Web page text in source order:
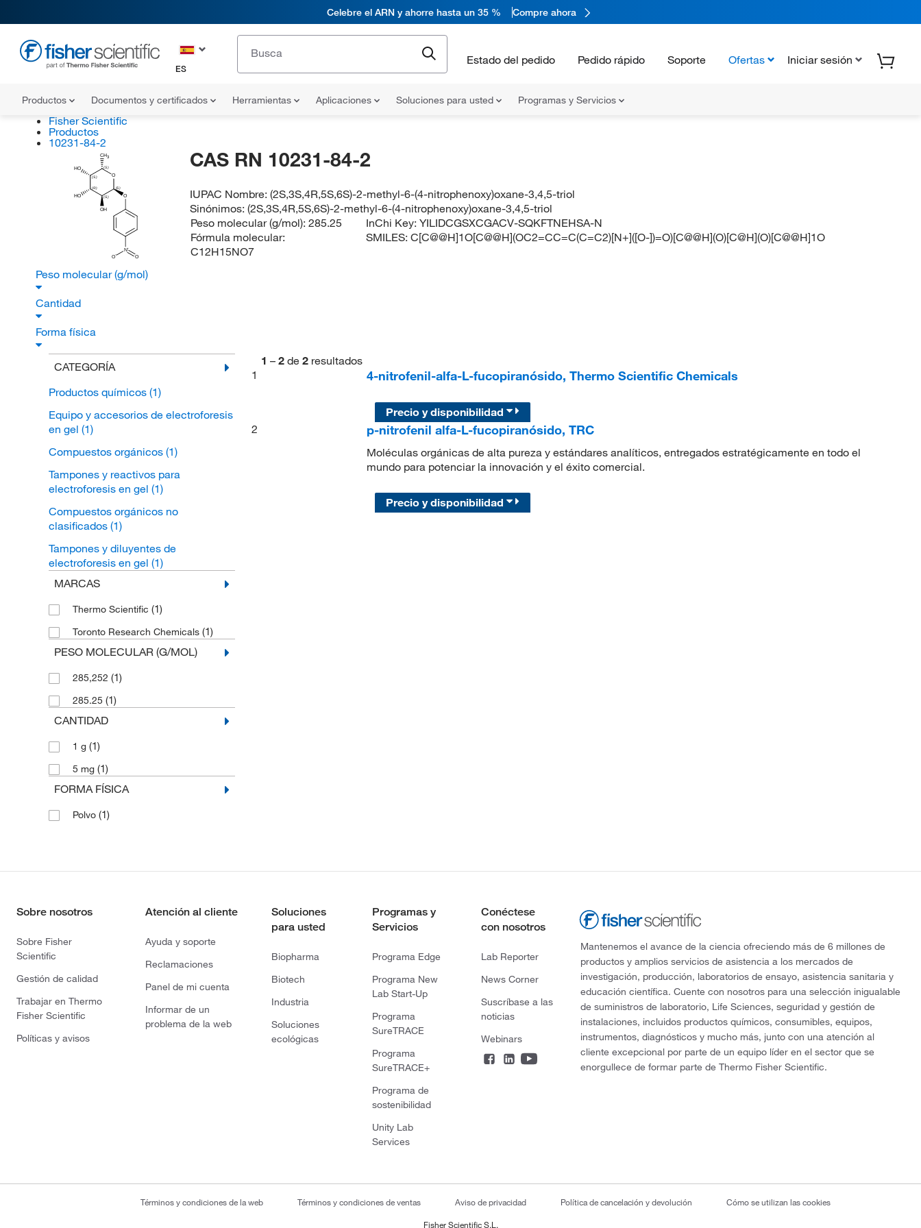
Celebre el ARN y ahorre hasta un 35 % Compre ahora
ES
Estado del pedido Pedido rápido Soporte Ofertas Iniciar sesión
Productos Documentos y certificados Herramientas Aplicaciones Soluciones para usted Programas y Servicios
Fisher Scientific
Productos
10231-84-2
CH3
(S)
O
(S)
O
N
O
O
(S)
OH
(R)
HO
(S)
HO CAS RN 10231-84-2
IUPAC Nombre:(2S,3S,4R,5S,6S)-2-methyl-6-(4-nitrophenoxy)oxane-3,4,5-triol
Sinónimos:(2S,3S,4R,5S,6S)-2-methyl-6-(4-nitrophenoxy)oxane-3,4,5-triol
Peso molecular (g/mol): 285.25
Fórmula molecular:
C12H15NO7
InChi Key:YILIDCGSXCGACV-SQKFTNEHSA-N
SMILES:C[C@@H]1O[C@@H](OC2=CC=C(C=C2)[N+]([O-])=O)[C@@H](O)[C@H](O)[C@@H]1O
Peso molecular (g/mol)
Cantidad
Forma física
CATEGORÍA
Productos químicos (1)
Equipo y accesorios de electroforesis
en gel (1)
Compuestos orgánicos (1)
Tampones y reactivos para
electroforesis en gel (1)
Compuestos orgánicos no
clasificados (1)
Tampones y diluyentes de
electroforesis en gel (1)
MARCAS
Thermo Scientific (1)
Toronto Research Chemicals (1)
PESO MOLECULAR (G/MOL)
285,252 (1)
285.25 (1)
CANTIDAD
1 g (1)
5 mg (1)
FORMA FÍSICA
Polvo (1)
1 – 2 de 2 resultados
1
4-nitrofenil-alfa-L-fucopiranósido, Thermo Scientific Chemicals
Precio y disponibilidad
2
p-nitrofenil alfa-L-fucopiranósido, TRC
Moléculas orgánicas de alta pureza y estándares analíticos, entregados estratégicamente en todo el
mundo para potenciar la innovación y el éxito comercial.
Precio y disponibilidad
Sobre nosotros
Sobre Fisher
Scientific
Gestión de calidad
Trabajar en Thermo
Fisher Scientific
Políticas y avisos
Atención al cliente
Ayuda y soporte
Reclamaciones
Panel de mi cuenta
Informar de un
problema de la web
Soluciones
para usted
Biopharma
Biotech
Industria
Soluciones
ecológicas
Programas y
Servicios
Programa Edge
Programa New
Lab Start-Up
Programa
SureTRACE
Programa
SureTRACE+
Programa de
sostenibilidad
Unity Lab
Services
Conéctese
con nosotros
Lab Reporter
News Corner
Suscríbase a las
noticias
Webinars
Mantenemos el avance de la ciencia ofreciendo más de 6 millones de
productos y amplios servicios de asistencia a los mercados de
investigación, producción, laboratorios de ensayo, asistencia sanitaria y
educación científica. Cuente con nosotros para una selección inigualable
de suministros de laboratorio, Life Sciences, seguridad y gestión de
instalaciones, incluidos productos químicos, consumibles, equipos,
instrumentos, diagnósticos y mucho más, junto con una atención al
cliente excepcional por parte de un equipo líder en el sector que se
enorgullece de formar parte de Thermo Fisher Scientific.
Términos y condiciones de la web Términos y condiciones de ventas Aviso de privacidad Política de cancelación y devolución Cómo se utilizan las cookies
Fisher Scientific S.L.